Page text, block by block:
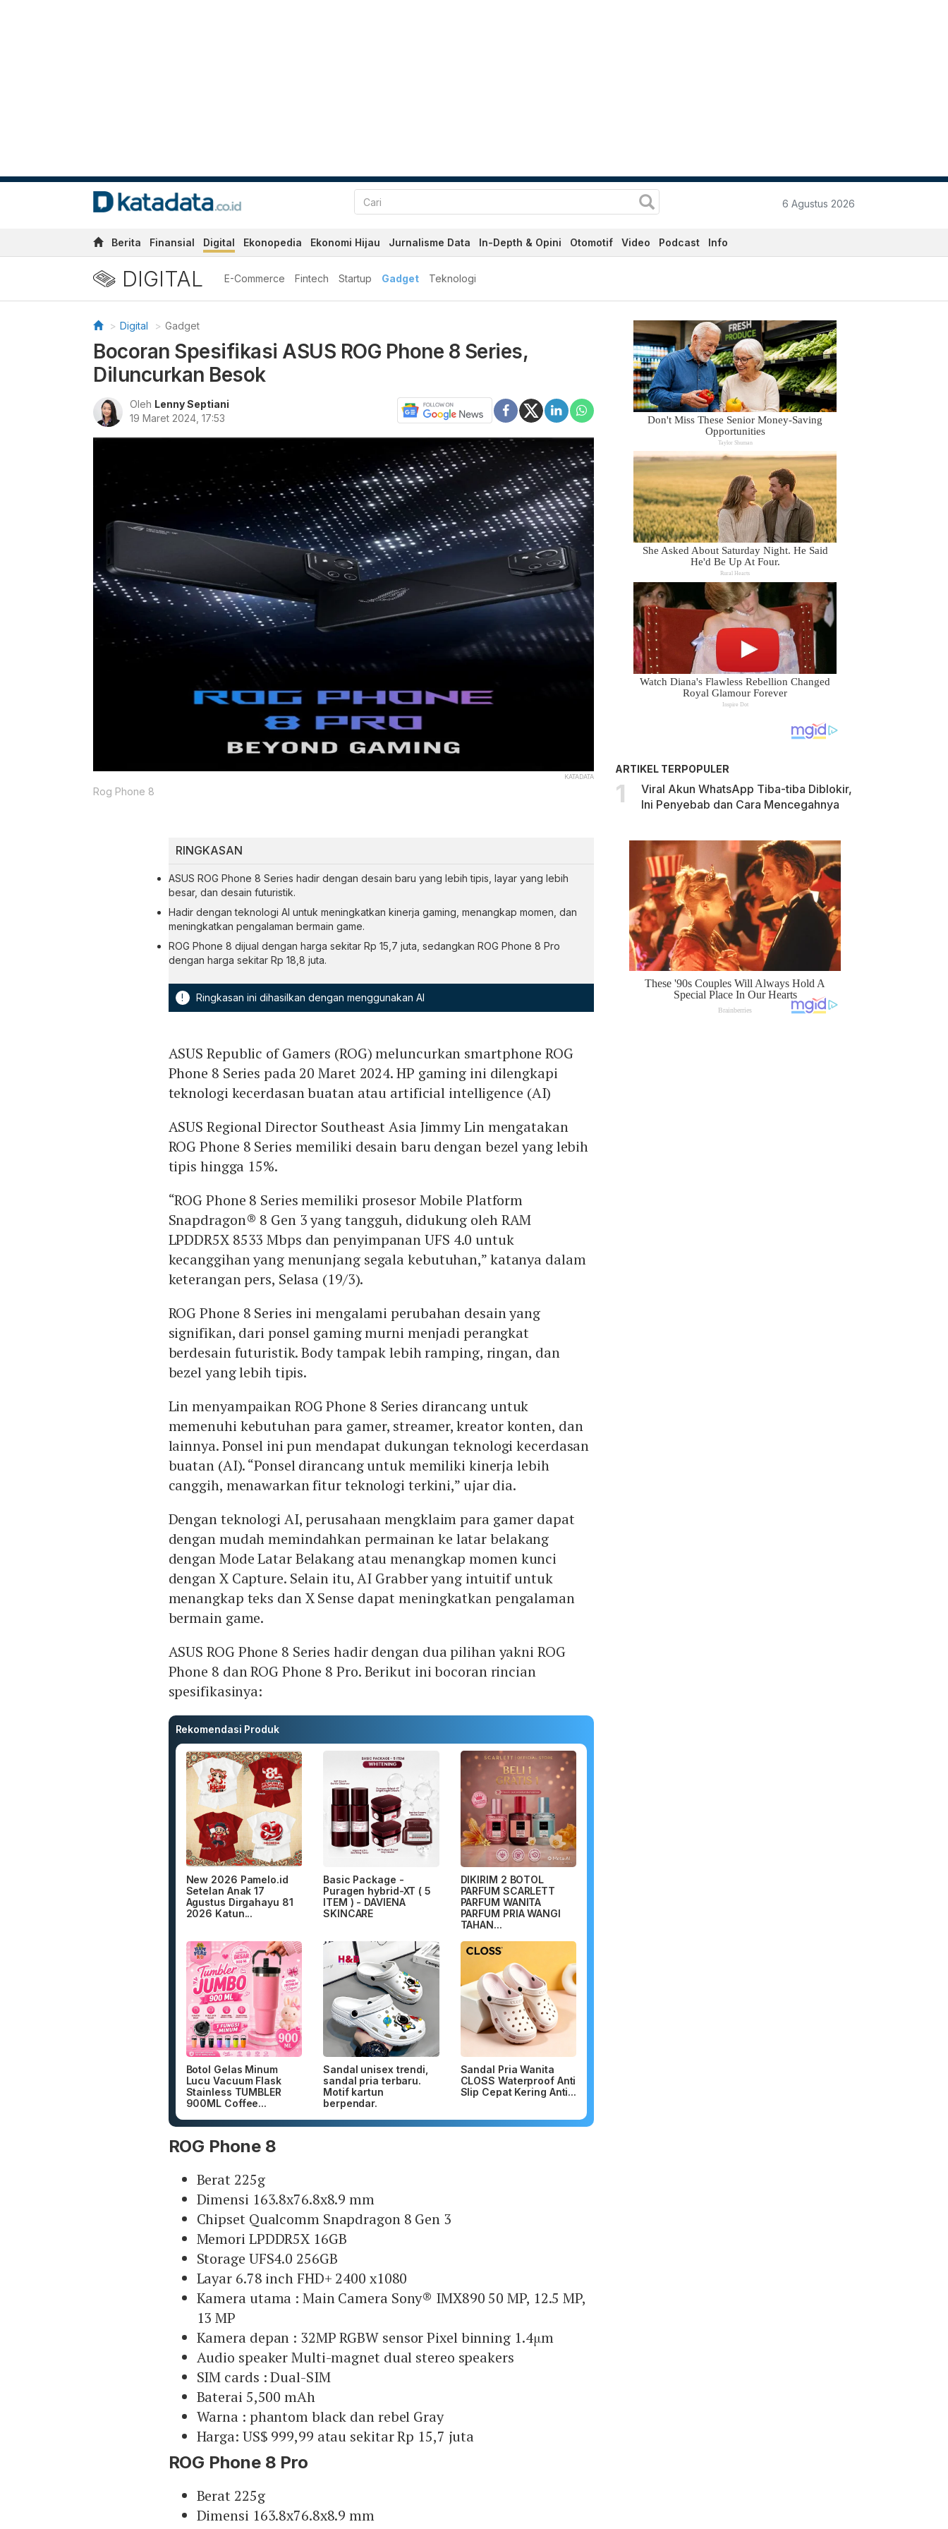
6 Agustus 2026
Berita Finansial Digital Ekonopedia Ekonomi Hijau Jurnalisme Data In-Depth & Opini Otomotif Video Podcast Info
DIGITAL E-Commerce Fintech Startup Gadget Teknologi
Digital Gadget
Bocoran Spesifikasi ASUS ROG Phone 8 Series,
Diluncurkan Besok
Oleh Lenny Septiani
19 Maret 2024, 17:53
KATADATA
Rog Phone 8
RINGKASAN
ASUS ROG Phone 8 Series hadir dengan desain baru yang lebih tipis, layar yang lebih
besar, dan desain futuristik.
Hadir dengan teknologi AI untuk meningkatkan kinerja gaming, menangkap momen, dan
meningkatkan pengalaman bermain game.
ROG Phone 8 dijual dengan harga sekitar Rp 15,7 juta, sedangkan ROG Phone 8 Pro
dengan harga sekitar Rp 18,8 juta.
! Ringkasan ini dihasilkan dengan menggunakan AI
ASUS Republic of Gamers (ROG) meluncurkan smartphone ROG
Phone 8 Series pada 20 Maret 2024. HP gaming ini dilengkapi
teknologi kecerdasan buatan atau artificial intelligence (AI)
ASUS Regional Director Southeast Asia Jimmy Lin mengatakan
ROG Phone 8 Series memiliki desain baru dengan bezel yang lebih
tipis hingga 15%.
“ROG Phone 8 Series memiliki prosesor Mobile Platform
Snapdragon® 8 Gen 3 yang tangguh, didukung oleh RAM
LPDDR5X 8533 Mbps dan penyimpanan UFS 4.0 untuk
kecanggihan yang menunjang segala kebutuhan,” katanya dalam
keterangan pers, Selasa (19/3).
ROG Phone 8 Series ini mengalami perubahan desain yang
signifikan, dari ponsel gaming murni menjadi perangkat
berdesain futuristik. Body tampak lebih ramping, ringan, dan
bezel yang lebih tipis.
Lin menyampaikan ROG Phone 8 Series dirancang untuk
memenuhi kebutuhan para gamer, streamer, kreator konten, dan
lainnya. Ponsel ini pun mendapat dukungan teknologi kecerdasan
buatan (AI). “Ponsel dirancang untuk memiliki kinerja lebih
canggih, menawarkan fitur teknologi terkini,” ujar dia.
Dengan teknologi AI, perusahaan mengklaim para gamer dapat
dengan mudah memindahkan permainan ke latar belakang
dengan Mode Latar Belakang atau menangkap momen kunci
dengan X Capture. Selain itu, AI Grabber yang intuitif untuk
menangkap teks dan X Sense dapat meningkatkan pengalaman
bermain game.
ASUS ROG Phone 8 Series hadir dengan dua pilihan yakni ROG
Phone 8 dan ROG Phone 8 Pro. Berikut ini bocoran rincian
spesifikasinya:
Rekomendasi Produk
New 2026 Pamelo.id
Setelan Anak 17
Agustus Dirgahayu 81
2026 Katun...
Basic Package -
Puragen hybrid-XT ( 5
ITEM ) - DAVIENA
SKINCARE
DIKIRIM 2 BOTOL
PARFUM SCARLETT
PARFUM WANITA
PARFUM PRIA WANGI
TAHAN...
Botol Gelas Minum
Lucu Vacuum Flask
Stainless TUMBLER
900ML Coffee...
Sandal unisex trendi,
sandal pria terbaru.
Motif kartun
berpendar.
Sandal Pria Wanita
CLOSS Waterproof Anti
Slip Cepat Kering Anti...
ROG Phone 8
Berat 225g
Dimensi 163.8x76.8x8.9 mm
Chipset Qualcomm Snapdragon 8 Gen 3
Memori LPDDR5X 16GB
Storage UFS4.0 256GB
Layar 6.78 inch FHD+ 2400 x1080
Kamera utama : Main Camera Sony® IMX890 50 MP, 12.5 MP,
13 MP
Kamera depan : 32MP RGBW sensor Pixel binning 1.4μm
Audio speaker Multi-magnet dual stereo speakers
SIM cards : Dual-SIM
Baterai 5,500 mAh
Warna : phantom black dan rebel Gray
Harga: US$ 999,99 atau sekitar Rp 15,7 juta
ROG Phone 8 Pro
Berat 225g
Dimensi 163.8x76.8x8.9 mm
ARTIKEL TERPOPULER
Viral Akun WhatsApp Tiba-tiba Diblokir,
Ini Penyebab dan Cara Mencegahnya